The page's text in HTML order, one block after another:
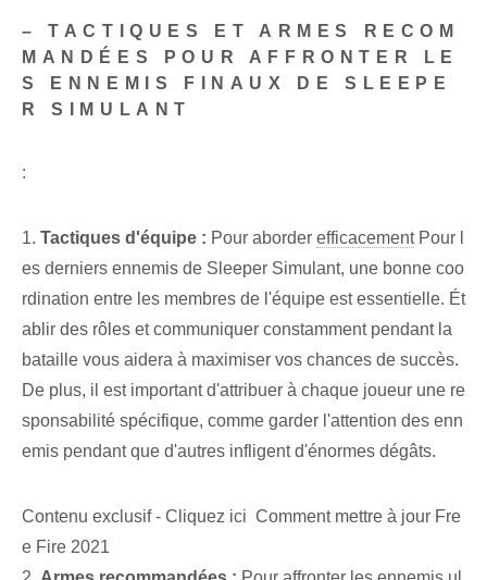
– TACTIQUES ET ARMES RECOM
MANDÉES POUR AFFRONTER LE
S ENNEMIS FINAUX DE SLEEPE
R SIMULANT
:
1. Tactiques d'équipe : Pour aborder efficacementPour l
es derniers ennemis de ‍Sleeper Simulant, une bonne coo
rdination entre les membres de l'équipe est essentielle. Ét
ablir des rôles et communiquer constamment pendant la
bataille vous aidera à maximiser vos chances de succès.
De plus, il est important d'attribuer à chaque joueur une re
sponsabilité spécifique, comme garder l'attention des enn
emis pendant que d'autres infligent d'énormes dégâts.
Contenu exclusif - Cliquez ici Comment mettre à jour Fre
e Fire 2021